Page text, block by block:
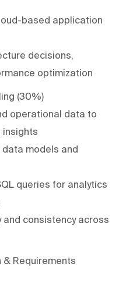
based application
decisions,
optimization
(30%)
operational data to
insights
models and
queries for analytics
and consistency across
& Requirements